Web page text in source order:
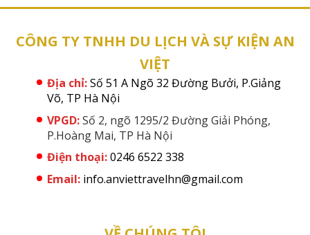
CÔNG TY TNHH DU LỊCH VÀ SỰ KIỆN AN
VIỆT
Địa chỉ:Số 51 A Ngõ 32 Đường Bưởi, P.Giảng
Võ, TP Hà Nội
VPGD:Số 2, ngõ 1295/2 Đường Giải Phóng,
P.Hoàng Mai, TP Hà Nội
Điện thoại:0246 6522 338
Email: info.anviettravelhn@gmail.com